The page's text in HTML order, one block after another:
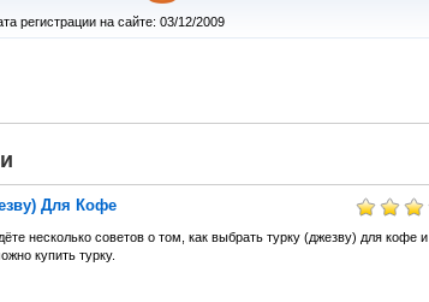
регистрации на сайте: 03/12/2009
Для Кофе
несколько советов о том, как выбрать турку (джезву) для кофе и
купить турку.